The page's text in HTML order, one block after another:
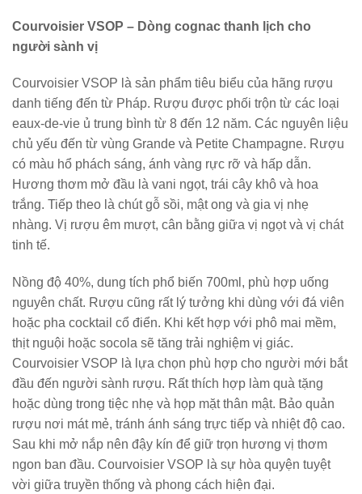
Courvoisier VSOP – Dòng cognac thanh lịch cho
người sành vị
Courvoisier VSOP là sản phẩm tiêu biểu của hãng rượu
danh tiếng đến từ Pháp. Rượu được phối trộn từ các loại
eaux-de-vie ủ trung bình từ 8 đến 12 năm. Các nguyên liệu
chủ yếu đến từ vùng Grande và Petite Champagne. Rượu
có màu hổ phách sáng, ánh vàng rực rỡ và hấp dẫn.
Hương thơm mở đầu là vani ngọt, trái cây khô và hoa
trắng. Tiếp theo là chút gỗ sồi, mật ong và gia vị nhẹ
nhàng. Vị rượu êm mượt, cân bằng giữa vị ngọt và vị chát
tinh tế.
Nồng độ 40%, dung tích phổ biến 700ml, phù hợp uống
nguyên chất. Rượu cũng rất lý tưởng khi dùng với đá viên
hoặc pha cocktail cổ điển. Khi kết hợp với phô mai mềm,
thịt nguội hoặc socola sẽ tăng trải nghiệm vị giác.
Courvoisier VSOP là lựa chọn phù hợp cho người mới bắt
đầu đến người sành rượu. Rất thích hợp làm quà tặng
hoặc dùng trong tiệc nhẹ và họp mặt thân mật. Bảo quản
rượu nơi mát mẻ, tránh ánh sáng trực tiếp và nhiệt độ cao.
Sau khi mở nắp nên đậy kín để giữ trọn hương vị thơm
ngon ban đầu. Courvoisier VSOP là sự hòa quyện tuyệt
vời giữa truyền thống và phong cách hiện đại.